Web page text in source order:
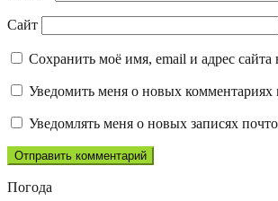
Сайт
Сохранить моё имя, email и адрес
Уведомить меня о новых комментариях
Уведомлять меня о новых записях
Погода